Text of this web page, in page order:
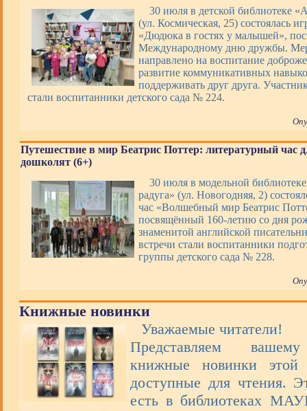
30 июля в детской библиотеке
(ул. Космическая, 25) состоялась
«Дюдюка в гостях у малышей»,
Международному дню дружбы.
направлено на воспитание
развитие коммуникативных
поддерживать друг друга.
стали воспитанники детского сада № 224.
Путешествие в мир Беатрис Поттер: литературный час
дошколят (6+)
30 июля в модельной
радуга» (ул. Новогодняя, 2)
час «Волшебный мир Беатрис
посвящённый 160-летию со дня
знаменитой английской
встречи стали воспитанники
группы детского сада № 228.
Книжные новинки
Уважаемые читатели!
Представляем
книжные новинки
доступные для чтения.
есть в библиотеках